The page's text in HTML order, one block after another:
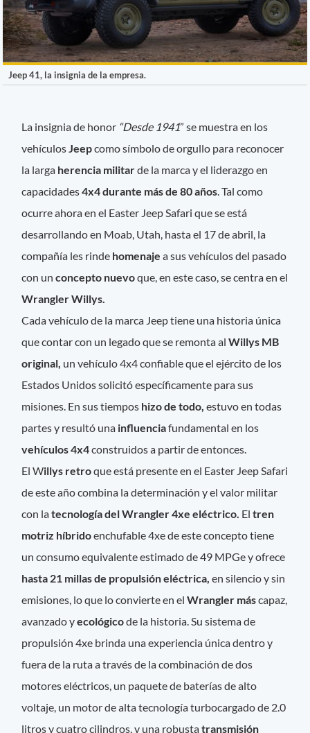
Jeep 41, la insignia de la empresa.
La insignia de honor “Desde 1941” se muestra en los
vehículos Jeepcomo símbolo de orgullo para reconocer
la larga herencia militarde la marca y el liderazgo en
capacidades4x4 durante más de 80 años . Tal como
ocurre ahora en el Easter Jeep Safari que se está
desarrollando en Moab, Utah, hasta el 17 de abril, la
compañía les rinde homenajea sus vehículos del pasado
con unconcepto nuevoque, en este caso, se centra en el
Wrangler Willys.
Cada vehículo de la marca Jeep tiene una historia única
que contar con un legado que se remonta alWillys MB
original, un vehículo 4x4 confiable que el ejército de los
Estados Unidos solicitó específicamente para sus
misiones. En sus tiempos hizo de todo,estuvo en todas
partes y resultó una influenciafundamental en los
vehículos 4x4construidos a partir de entonces.
El Willys retroque está presente en el Easter Jeep Safari
de este año combina la determinación y el valor militar
con latecnología del Wrangler 4xe eléctrico. Eltren
motriz híbridoenchufable 4xe de este concepto tiene
un consumo equivalente estimado de 49 MPGe y ofrece
hasta 21 millas de propulsión eléctrica, en silencio y sin
emisiones, lo que lo convierte en elWrangler máscapaz,
avanzado yecológicode la historia. Su sistema de
propulsión 4xe brinda una experiencia única dentro y
fuera de la ruta a través de la combinación de dos
motores eléctricos, un paquete de baterías de alto
voltaje, un motor de alta tecnología turbocargado de 2.0
litros y cuatro cilindros, y una robustatransmisión